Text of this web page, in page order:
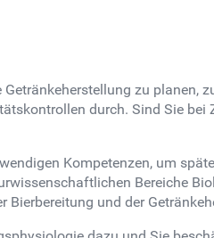
zu planen,
durch. Sind Sie
Kompetenzen, um
Bereiche
und der